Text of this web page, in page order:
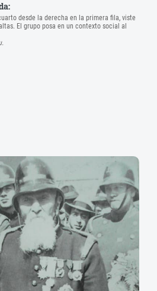
desde la derecha en la primera fila, viste
El grupo posa en un contexto social al